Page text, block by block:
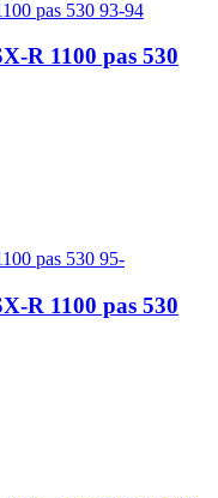
R 1100 pas 530
R 1100 pas 530